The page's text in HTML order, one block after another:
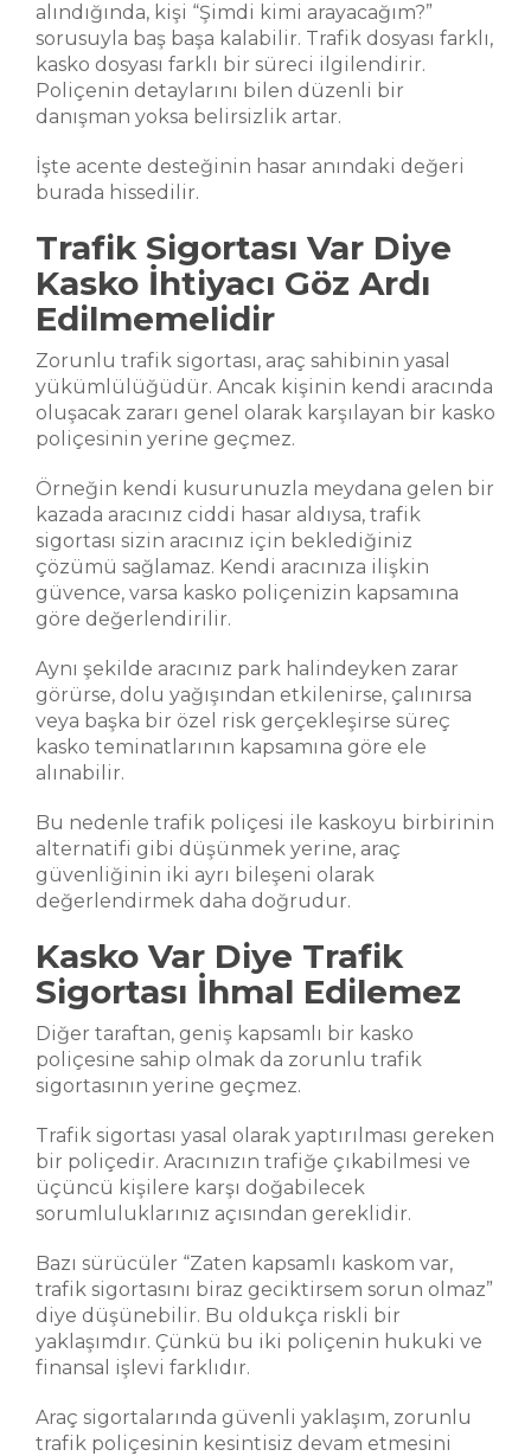
alındığında, kişi “Şimdi kimi arayacağım?”
sorusuyla baş başa kalabilir. Trafik dosyası farklı,
kasko dosyası farklı bir süreci ilgilendirir.
Poliçenin detaylarını bilen düzenli bir
danışman yoksa belirsizlik artar.
İşte acente desteğinin hasar anındaki değeri
burada hissedilir.
Trafik Sigortası Var Diye
Kasko İhtiyacı Göz Ardı
Edilmemelidir
Zorunlu trafik sigortası, araç sahibinin yasal
yükümlülüğüdür. Ancak kişinin kendi aracında
oluşacak zararı genel olarak karşılayan bir kasko
poliçesinin yerine geçmez.
Örneğin kendi kusurunuzla meydana gelen bir
kazada aracınız ciddi hasar aldıysa, trafik
sigortası sizin aracınız için beklediğiniz
çözümü sağlamaz. Kendi aracınıza ilişkin
güvence, varsa kasko poliçenizin kapsamına
göre değerlendirilir.
Aynı şekilde aracınız park halindeyken zarar
görürse, dolu yağışından etkilenirse, çalınırsa
veya başka bir özel risk gerçekleşirse süreç
kasko teminatlarının kapsamına göre ele
alınabilir.
Bu nedenle trafik poliçesi ile kaskoyu birbirinin
alternatifi gibi düşünmek yerine, araç
güvenliğinin iki ayrı bileşeni olarak
değerlendirmek daha doğrudur.
Kasko Var Diye Trafik
Sigortası İhmal Edilemez
Diğer taraftan, geniş kapsamlı bir kasko
poliçesine sahip olmak da zorunlu trafik
sigortasının yerine geçmez.
Trafik sigortası yasal olarak yaptırılması gereken
bir poliçedir. Aracınızın trafiğe çıkabilmesi ve
üçüncü kişilere karşı doğabilecek
sorumluluklarınız açısından gereklidir.
Bazı sürücüler “Zaten kapsamlı kaskom var,
trafik sigortasını biraz geciktirsem sorun olmaz”
diye düşünebilir. Bu oldukça riskli bir
yaklaşımdır. Çünkü bu iki poliçenin hukuki ve
finansal işlevi farklıdır.
Araç sigortalarında güvenli yaklaşım, zorunlu
trafik poliçesinin kesintisiz devam etmesini